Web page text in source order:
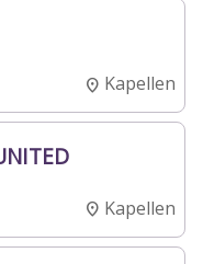
Kapellen
Kapellen